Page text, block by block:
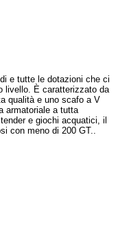
e tutte le dotazioni che ci
livello. È caratterizzato da
qualità e uno scafo a V
armatoriale a tutta
e giochi acquatici, il
con meno di 200 GT..